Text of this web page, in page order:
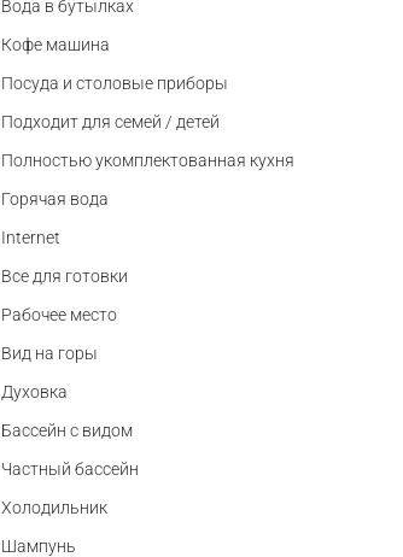
Вода в бутылках
Кофе машина
Посуда и столовые приборы
Подходит для семей / детей
Полностью укомплектованная кухня
Горячая вода
Internet
Все для готовки
Рабочее место
Вид на горы
Духовка
Бассейн с видом
Частный бассейн
Холодильник
Шампунь